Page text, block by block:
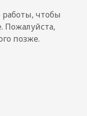
чтобы
Пожалуйста,
позже.